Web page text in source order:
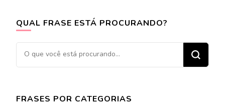
QUAL FRASE ESTÁ PROCURANDO?
Procurando
algo?
FRASES POR CATEGORIAS